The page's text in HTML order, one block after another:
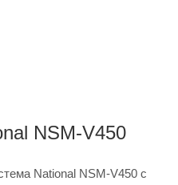
NSM-V450
National NSM-V450 c